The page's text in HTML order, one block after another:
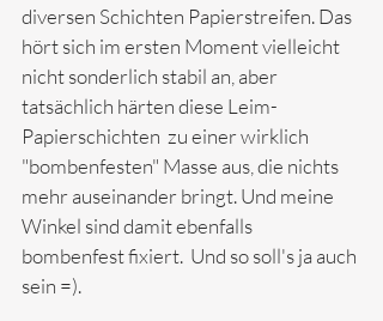
diversen Schichten Papierstreifen. Das
hört sich im ersten Moment vielleicht
nicht sonderlich stabil an, aber
tatsächlich härten diese Leim-
Papierschichten  zu einer wirklich
"bombenfesten" Masse aus, die nichts
mehr auseinander bringt. Und meine
Winkel sind damit ebenfalls
bombenfest fixiert.  Und so soll's ja auch
sein =).